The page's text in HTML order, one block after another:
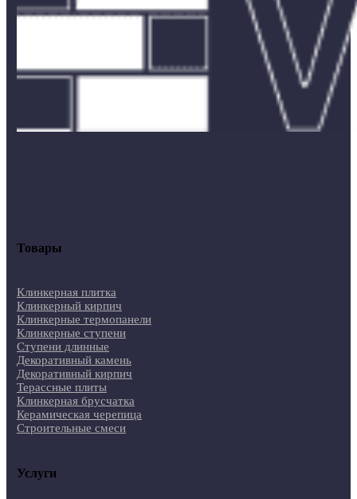
Товары
Клинкерная плитка
Клинкерный кирпич
Клинкерные термопанели
Клинкерные ступени
Ступени длинные
Декоративный камень
Декоративный кирпич
Терассные плиты
Клинкерная брусчатка
Керамическая черепица
Строительные смеси
Услуги